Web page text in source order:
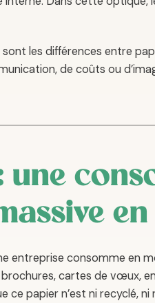
les différences entre
de coûts ou
une
entreprise consomme en
cartes de vœux,
ce papier n’est ni recyclé, ni